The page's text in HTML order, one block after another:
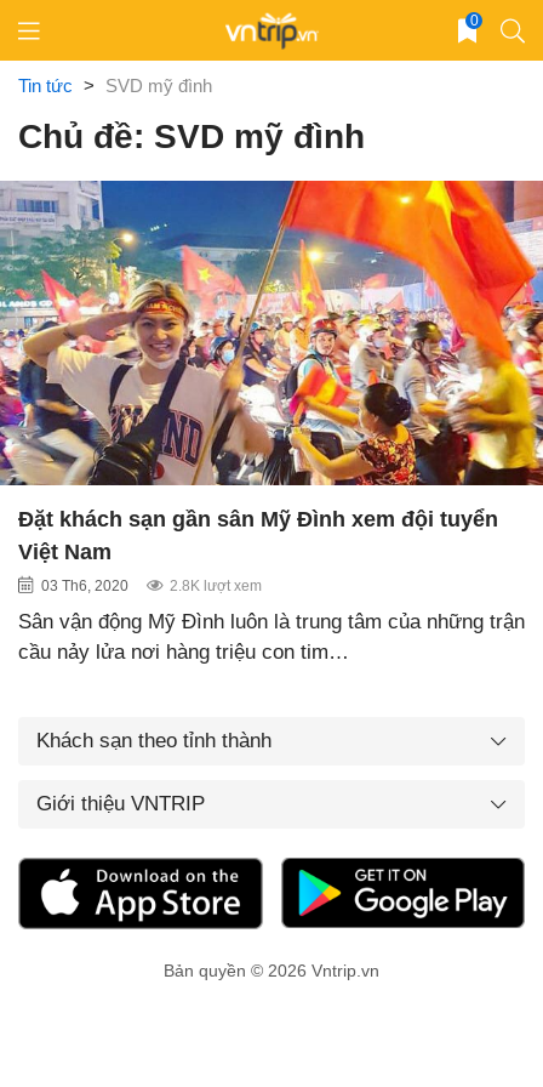
content
0
Tin tức > SVD mỹ đình
Chủ đề: SVD mỹ đình
Đặt khách sạn gần sân Mỹ Đình xem đội tuyển
Việt Nam
03 Th6, 2020 2.8K lượt xem
Sân vận động Mỹ Đình luôn là trung tâm của những trận
cầu nảy lửa nơi hàng triệu con tim…
Khách sạn theo tỉnh thành
Giới thiệu VNTRIP
Bản quyền © 2026 Vntrip.vn